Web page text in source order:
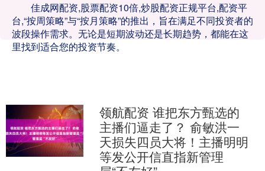
佳成网配资,股票配资10倍,炒股配资正规平台,配资平
台,“按周策略”与“按月策略”的推出，旨在满足不同投资者的
波段操作需求。无论是短期波动还是长期趋势，都能在这
里找到适合您的投资节奏。
领航配资 谁把东方甄选的
主播们逼走了？ 俞敏洪一
天损失四员大将！主播明明
等发公开信直指新管理